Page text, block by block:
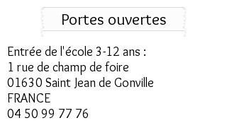
Portes ouvertes
Entrée de l'école 3-12 ans :
1 rue de champ de foire
01630 Saint Jean de Gonville
FRANCE
04 50 99 77 76